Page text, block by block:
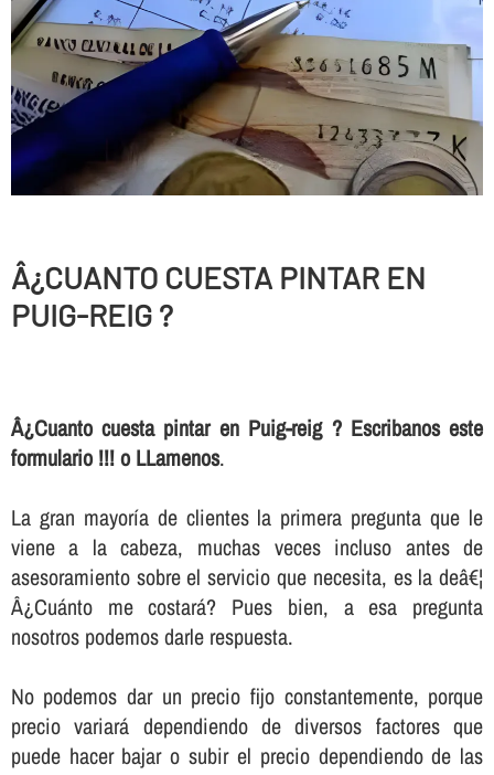
Â¿CUANTO CUESTA PINTAR EN
PUIG-REIG ?
Â¿Cuanto cuesta pintar en Puig-reig ? Escribanos este
formulario !!! o LLamenos.
La gran mayorí­a de clientes la primera pregunta que le
viene a la cabeza, muchas veces incluso antes de
asesoramiento sobre el servicio que necesita, es la deâ€¦
Â¿Cuánto me costará? Pues bien, a esa pregunta
nosotros podemos darle respuesta.
No podemos dar un precio fijo constantemente, porque
precio variará dependiendo de diversos factores que
puede hacer bajar o subir el precio dependiendo de las